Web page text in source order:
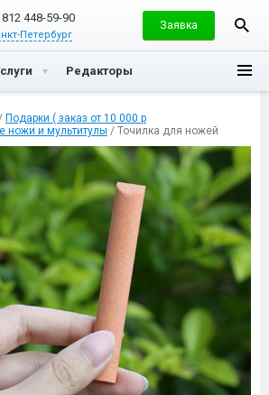
812 448-59-90
Петербург
Заявка
Редакторы
Подарки ( заказ от 10 000 р
ножи и мультитулы / Точилка для ножей